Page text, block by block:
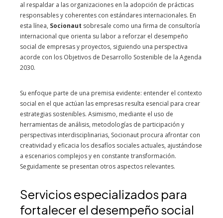
al respaldar a las organizaciones en la adopción de prácticas
responsables y coherentes con estándares internacionales. En
esta línea, Socionaut sobresale como una firma de consultoría
internacional que orienta su labor a reforzar el desempeño
social de empresas y proyectos, siguiendo una perspectiva
acorde con los Objetivos de Desarrollo Sostenible de la Agenda
2030.
Su enfoque parte de una premisa evidente: entender el contexto
social en el que actúan las empresas resulta esencial para crear
estrategias sostenibles. Asimismo, mediante el uso de
herramientas de análisis, metodologías de participación y
perspectivas interdisciplinarias, Socionaut procura afrontar con
creatividad y eficacia los desafíos sociales actuales, ajustándose
a escenarios complejos y en constante transformación.
Seguidamente se presentan otros aspectos relevantes.
Servicios especializados para
fortalecer el desempeño social